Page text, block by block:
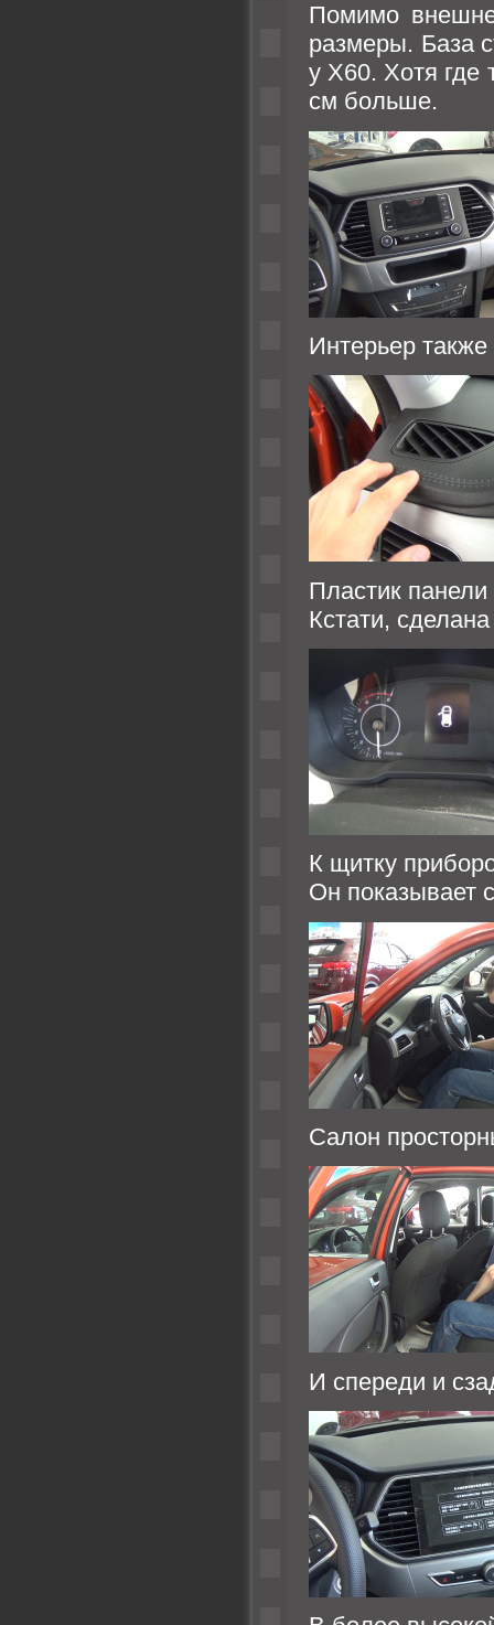
Помимо
размеры. База
у Х60. Хотя где
см больше.
Интерьер
Пластик панели
Кстати,
К щитку
Он показывает
Салон
И спереди и